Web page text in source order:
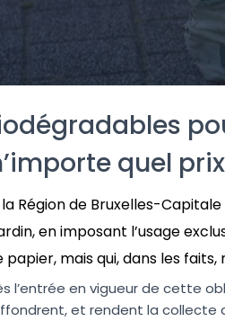
quel prix
la Région de Bruxelles-
en imposant l’usage
papier, mais qui, dans les
l’entrée en vigueur de cette
et rendent la